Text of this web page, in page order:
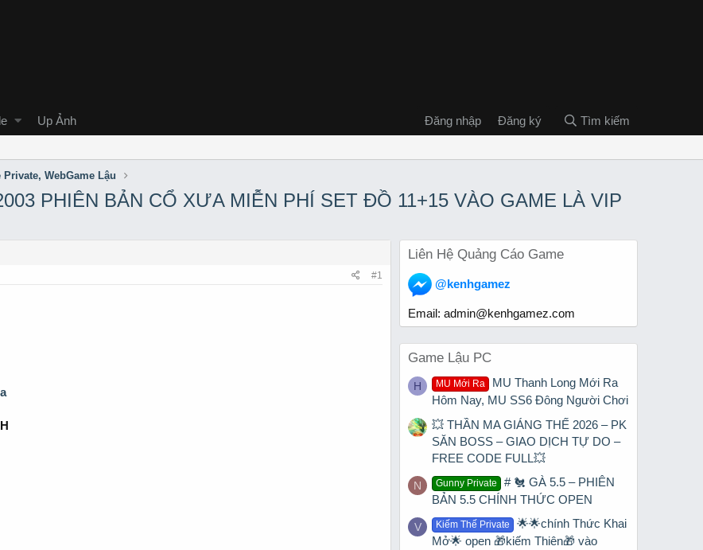
Up Ảnh Đăng nhập Đăng ký Tìm kiếm
Private, WebGame Lậu
PHIÊN BẢN CỔ XƯA MIỄN PHÍ SET ĐỒ 11+15 VÀO GAME LÀ VIP
#1
Liên Hệ Quảng Cáo Game
@kenhgamez
Email: admin@kenhgamez.com
Game Lậu PC
H MU Mới Ra
MU Thanh Long Mới Ra
Hôm Nay, MU SS6 Đông Người Chơi
💥 THẦN MA GIÁNG THẾ 2026 – PK
SĂN BOSS – GIAO DỊCH TỰ DO –
FREE CODE FULL💥
N Gunny Private
# 🐔 GÀ 5.5 – PHIÊN
BẢN 5.5 CHÍNH THỨC OPEN
V Kiếm Thế Private
🌟🌟chính Thức Khai
Mở🌟 open 🎁kiếm Thiên🎁 vào